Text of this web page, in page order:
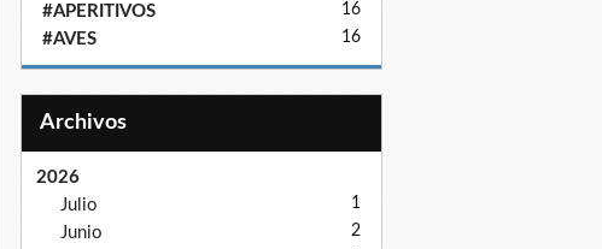
#APERITIVOS 16
#AVES 16
Archivos
2026
Julio
1
Junio 2